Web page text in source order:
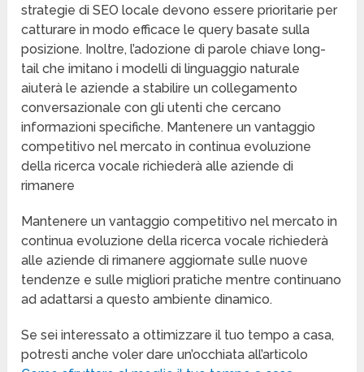
strategie di SEO locale devono essere prioritarie per
catturare in modo efficace le query basate sulla
posizione. Inoltre, l’adozione di parole chiave long-
tail che imitano i modelli di linguaggio naturale
aiuterà le aziende a stabilire un collegamento
conversazionale con gli utenti che cercano
informazioni specifiche. Mantenere un vantaggio
competitivo nel mercato in continua evoluzione
della ricerca vocale richiederà alle aziende di
rimanere
Mantenere un vantaggio competitivo nel mercato in
continua evoluzione della ricerca vocale richiederà
alle aziende di rimanere aggiornate sulle nuove
tendenze e sulle migliori pratiche mentre continuano
ad adattarsi a questo ambiente dinamico.
Se sei interessato a ottimizzare il tuo tempo a casa,
potresti anche voler dare un’occhiata all’articolo